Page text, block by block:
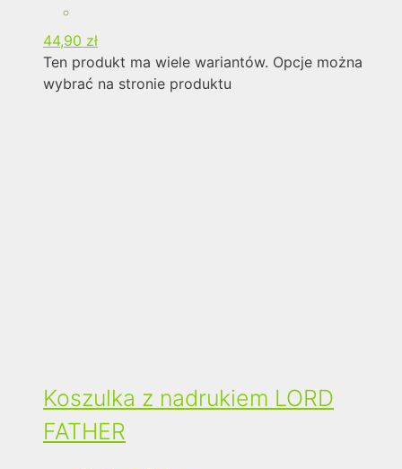
44,90 zł
Ten produkt ma wiele wariantów. Opcje można
wybrać na stronie produktu
Koszulka z nadrukiem LORD
FATHER